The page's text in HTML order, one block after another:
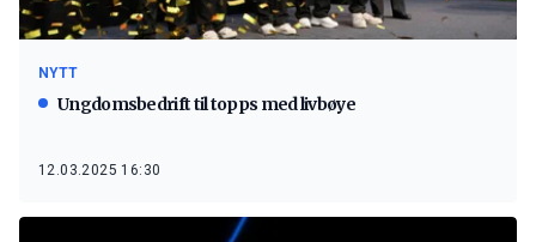
NYTT
Ungdomsbedrift til topps med livbøye
12.03.2025 16:30